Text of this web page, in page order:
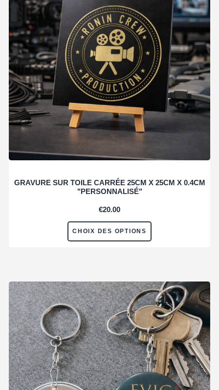
GRAVURE SUR TOILE CARRÉE 25CM X 25CM X 0.4CM
"PERSONNALISÉ"
€20.00
CHOIX DES OPTIONS